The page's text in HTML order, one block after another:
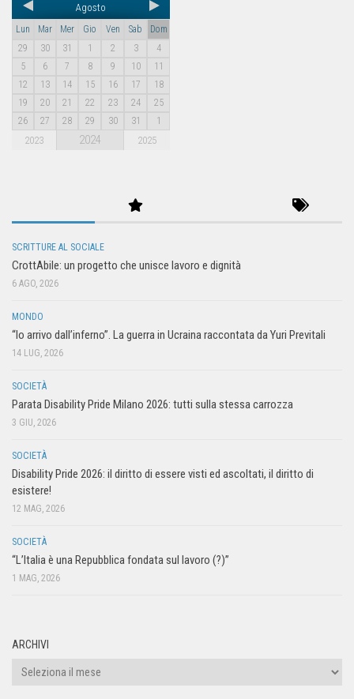
Agosto
Lun Mar Mer Gio Ven Sab
Dom
29
30 31 1 2 3
4
5
6 7 8 9 10
11
12
13 14 15 16 17
18
19
20 21 22 23 24
25
26
27 28 29 30 31 1
2023 2024 2025
SCRITTURE AL SOCIALE
CrottAbile: un progetto che unisce lavoro e dignità
6 AGO, 2026
MONDO
“Io arrivo dall’inferno”. La guerra in Ucraina raccontata da Yuri Previtali
14 LUG, 2026
SOCIETÀ
Parata Disability Pride Milano 2026: tutti sulla stessa carrozza
3 GIU, 2026
SOCIETÀ
Disability Pride 2026: il diritto di essere visti ed ascoltati, il diritto di
esistere!
12 MAG, 2026
SOCIETÀ
“L’Italia è una Repubblica fondata sul lavoro (?)”
1 MAG, 2026
ARCHIVI